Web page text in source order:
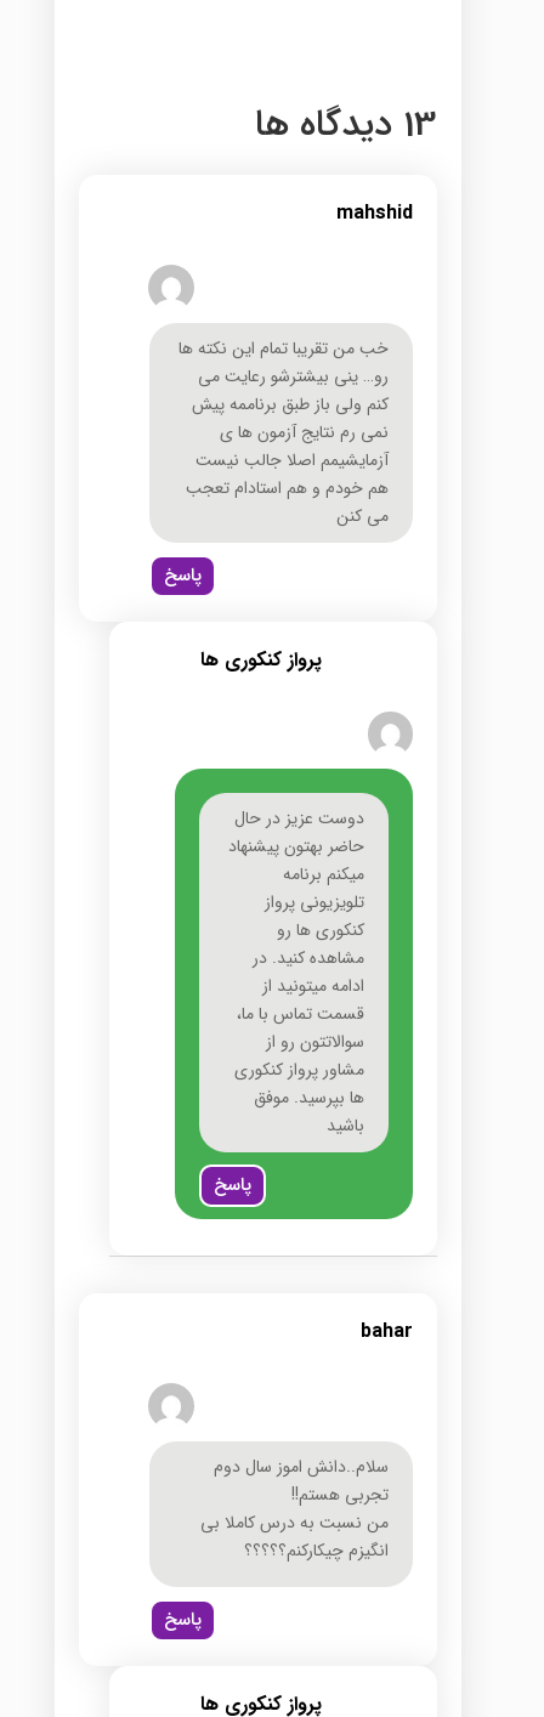
13 دیدگاه ها
mahshid
خب من تقریبا تمام این نکته ها
رو… ینی بیشترشو رعایت می
کنم ولی باز طبق برناممه پیش
نمی رم نتایج آزمون ها ی
آزمایشیمم اصلا جالب نیست
هم خودم و هم استادام تعجب
می کنن
پاسخ
پرواز کنکوری ها
دوست عزیز در حال
حاضر بهتون پیشنهاد
میکنم برنامه
تلویزیونی پرواز
کنکوری ها رو
مشاهده کنید. در
ادامه میتونید از
قسمت تماس با ما،
سوالاتتون رو از
مشاور پرواز کنکوری
ها بپرسید. موفق
باشید
پاسخ
bahar
سلام..دانش اموز سال دوم
تجربی هستم!!
من نسبت به درس کاملا بی
انگیزم چیکارکنم؟؟؟؟؟
پاسخ
پرواز کنکوری ها